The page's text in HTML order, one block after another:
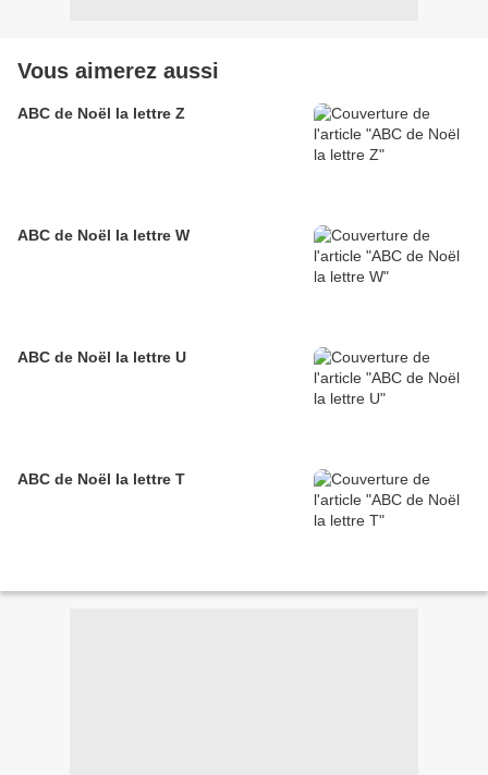
Vous aimerez aussi
ABC de Noël la lettre Z
ABC de Noël la lettre W
ABC de Noël la lettre U
ABC de Noël la lettre T